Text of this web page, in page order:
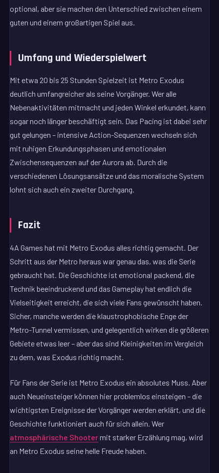
optional, aber sie machen den Unterschied zwischen einem
guten und einem großartigen Spiel aus.
Umfang und Wiederspielwert
Mit etwa 20 bis 25 Stunden Spielzeit ist Metro Exodus
deutlich umfangreicher als seine Vorgänger. Wer alle
Nebenaktivitäten mitmacht und jeden Winkel erkundet, kann
sogar noch länger beschäftigt sein. Das Pacing ist dabei sehr
gut gelungen – intensive Action-Sequenzen wechseln sich
mit ruhigen Erkundungsphasen und emotionalen
Zwischensequenzen auf der Aurora ab. Durch die
verschiedenen Lösungsansätze und das moralische System
lohnt sich auch ein zweiter Durchgang.
Fazit
4A Games hat mit Metro Exodus alles richtig gemacht. Der
Schritt aus der Metro heraus war genau das, was die Serie
gebraucht hat. Die Geschichte ist emotional packend, die
Technik beeindruckend und das Gameplay hat endlich die
Vielseitigkeit erreicht, die sich viele Fans gewünscht haben.
Sicher, manche werden die klaustrophobische Enge der
Metro-Tunnel vermissen, und gelegentlich wirken die größeren
Gebiete etwas leer – aber das sind Kleinigkeiten im Vergleich
zu dem, was Exodus richtig macht.
Für Fans der Serie ist Metro Exodus ein absolutes Muss. Aber
auch Neueinsteiger können hier problemlos einsteigen – die
wichtigsten Ereignisse der Vorgänger werden erklärt, und die
Geschichte funktioniert auch für sich allein. Wer
atmosphärische Shootermit starker Erzählung mag, wird
an Metro Exodus seine helle Freude haben.